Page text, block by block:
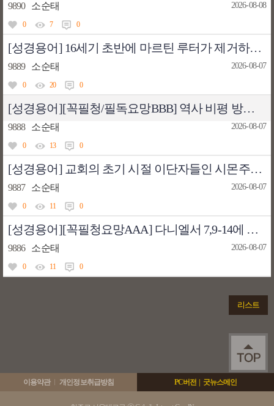
9890 소순태 2026-08-08
0 7 0
[성경용어] 16세기 초반에 마르틴 루터가 제거하고자 한 구약 성경과 신약 성경 중의 경전들은 몇 개였을까 및 그 이유에 대하여
9889 소순태 2026-08-07
0 20 0
[성경용어][꼭필청/필독요망BBB] 역사 비평 방법에 따라 정밀하게 분석된 신약 성경의 경전들의 저술 연대에 대하여
9888 소순태 2026-08-07
0 13 0
[성경용어] 교회의 초기 시절 이단자들인 시몬주의자들 및 니콜라오주의자들에 대한 안내
9887 소순태 2026-08-07
0 11 0
[성경용어][꼭필청요망AAA] 다니엘서 7,9-14에 대한 그리스도교 전통적 해석은 무엇일까?
9886 소순태 2026-08-07
0 11 0
리스트
이용약관 개인정보취급방침 PC버전 굿뉴스메인